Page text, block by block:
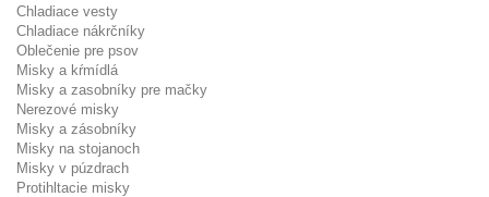
Chladiace vesty
Chladiace nákrčníky
Oblečenie pre psov
Misky a kŕmídlá
Misky a zasobníky pre mačky
Nerezové misky
Misky a zásobníky
Misky na stojanoch
Misky v púzdrach
Protihltacie misky